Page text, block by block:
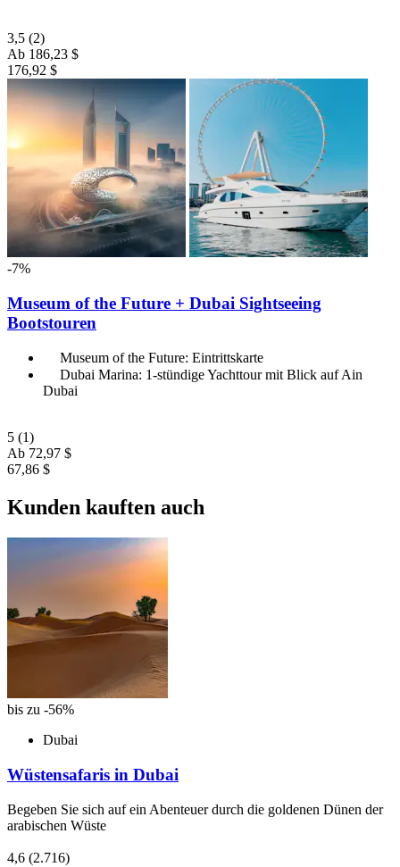
3,5 (2)
Ab 186,23 $
176,92 $
-7%
Museum of the Future + Dubai Sightseeing
Bootstouren
Museum of the Future: Eintrittskarte
Dubai Marina: 1-stündige Yachttour mit Blick auf Ain
Dubai
5 (1)
Ab 72,97 $
67,86 $
Kunden kauften auch
bis zu -56%
Dubai
Wüstensafaris in Dubai
Begeben Sie sich auf ein Abenteuer durch die goldenen Dünen der
arabischen Wüste
4,6 (2.716)